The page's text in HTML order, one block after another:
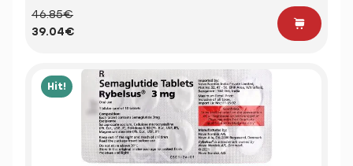
46.85€
39.04€
Hit!